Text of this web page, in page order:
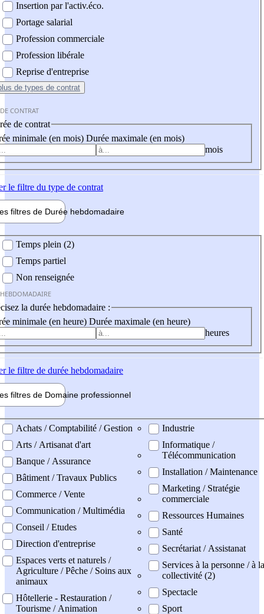
Insertion par l'activ.éco.
Portage salarial
Profession commerciale
Profession libérale
Reprise d'entreprise
de types de contrat
CONTRAT
de contrat
minimale (en mois) Durée maximale (en mois)
mois
le filtre du type de contrat
filtres de Durée hebdomadaire
Temps plein (2)
Temps partiel
Non renseignée
la durée hebdomadaire :
minimale (en heure) Durée maximale (en heure)
heures
le filtre de durée hebdomadaire
filtres de Domaine professionnel
professionel
Achats / Comptabilité / Gestion
Arts / Artisanat d'art
Banque / Assurance
Bâtiment / Travaux Publics
Commerce / Vente
Communication / Multimédia
Conseil / Etudes
Direction d'entreprise
Espaces verts et naturels /
Agriculture / Pêche / Soins aux
animaux
Hôtellerie - Restauration /
Tourisme / Animation
Industrie
Informatique /
Télécommunication
Installation / Maintenance
Marketing / Stratégie
commerciale
Ressources Humaines
Santé
Secrétariat / Assistanat
Services à la personne / à la
collectivité (2)
Spectacle
Sport